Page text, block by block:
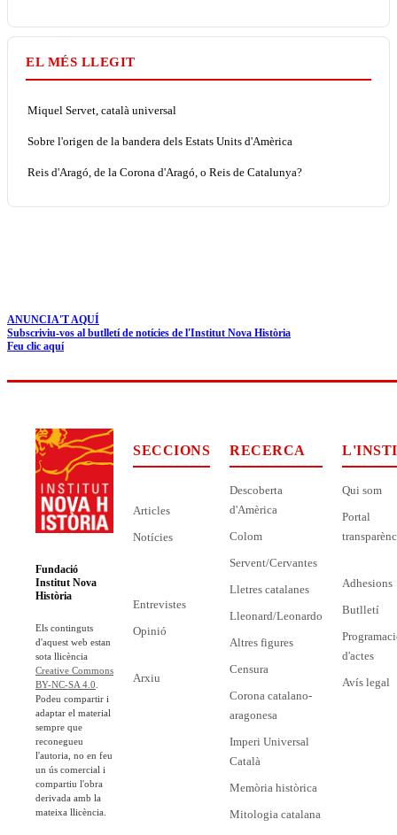
EL MÉS LLEGIT
Miquel Servet, català universal
Sobre l'origen de la bandera dels Estats Units d'Amèrica
Reis d'Aragó, de la Corona d'Aragó, o Reis de Catalunya?
ANUNCIA'T AQUÍ
Subscriviu-vos al butlletí de notícies de l'Institut Nova Història
Feu clic aquí
Fundació
Institut Nova
Història
Els continguts
d'aquest web estan
sota llicència
Creative Commons
BY-NC-SA 4.0
Podeu compartir i
adaptar el material
sempre que
reconegueu
l'autoria, no en feu
un ús comercial i
compartiu l'obra
derivada amb la
mateixa llicència.
SECCIONS
Articles
Notícies
Entrevistes
Opinió
Arxiu
RECERCA
Descoberta
d'Amèrica
Colom
Servent/Cervantes
Lletres catalanes
Lleonard/Leonardo
Altres figures
Censura
Corona catalano-
aragonesa
Imperi Universal
Català
Memòria històrica
Mitologia catalana
Qui som
Portal
Adhesions
Butlletí
d'actes
Avís legal